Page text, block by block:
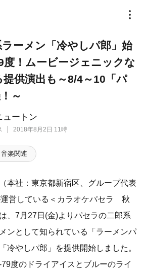
ュートン
2018年8月2日 11時
ーメン「冷やしパ郎」始
度！ムービージェニックな
供演出も～8/4～10「パ
～
楽関連
本社：東京都新宿区、グループ代表
営している＜カラオケパセラ 秋
、7月27日(金)よりパセラの二郎系
ンとして知られている「ラーメンパ
冷やしパ郎」を提供開始しました。
度のドライアイスとブルーのライ